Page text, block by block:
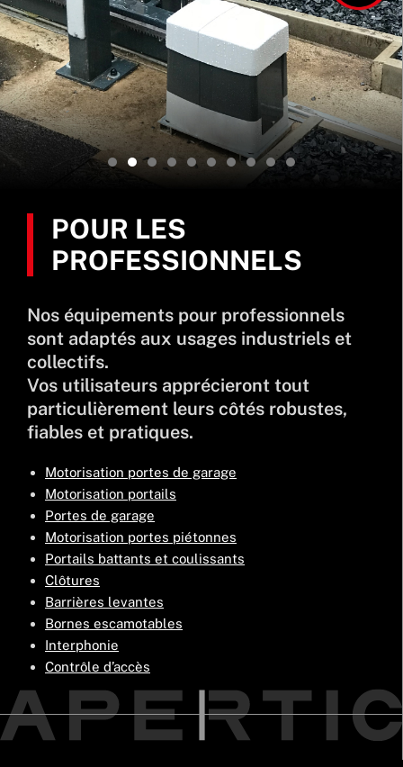
POUR LES
PROFESSIONNELS
Nos équipements pour professionnels
sont adaptés aux usages industriels et
collectifs.
Vos utilisateurs apprécieront tout
particulièrement leurs côtés robustes,
fiables et pratiques.
Motorisation portes de garage
Motorisation portails
Portes de garage
Motorisation portes piétonnes
Portails battants et coulissants
Clôtures
Barrières levantes
Bornes escamotables
Interphonie
Contrôle d’accès